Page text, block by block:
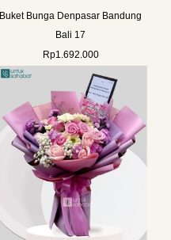
Buket Bunga Denpasar Bandung
Bali 17
Rp1.692.000